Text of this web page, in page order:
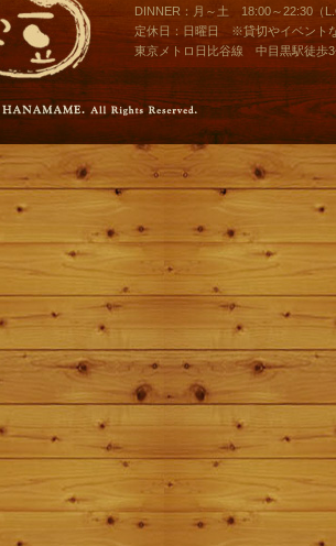
DINNER：月～土 18:00～22:30（
定休日：日曜日 ※貸切やイベント
東京メトロ日比谷線 中目黒駅徒歩